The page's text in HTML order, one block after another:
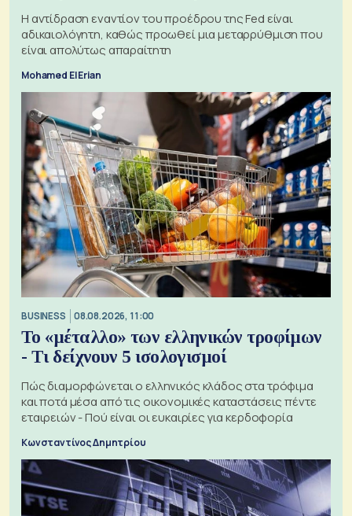
Η αντίδραση εναντίον του προέδρου της Fed είναι
αδικαιολόγητη, καθώς προωθεί μια μεταρρύθμιση που
είναι απολύτως απαραίτητη
Mohamed El Erian
BUSINESS 08.08.2026, 11:00
Το «μέταλλο» των ελληνικών τροφίμων
- Τι δείχνουν 5 ισολογισμοί
Πώς διαμορφώνεται ο ελληνικός κλάδος στα τρόφιμα
και ποτά μέσα από τις οικονομικές καταστάσεις πέντε
εταιρειών - Πού είναι οι ευκαιρίες για κερδοφορία
Κωνσταντίνος Δημητρίου